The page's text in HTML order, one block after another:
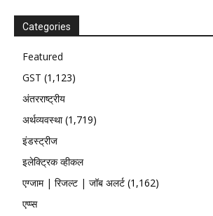
Categories
Featured
GST (1,123)
अंतरराष्ट्रीय
अर्थव्यवस्था(1,719)
इंडस्ट्रीज
इलेक्ट्रिक व्हीकल
एग्जाम | रिजल्ट | जॉब अलर्ट (1,162)
एप्प्स